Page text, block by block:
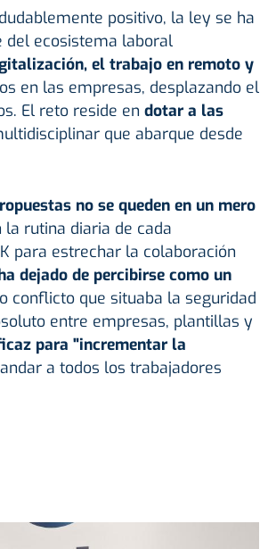
positivo, la ley se ha
del ecosistema laboral
el trabajo en remoto y
en las empresas, desplazando el
El reto reside en dotar a las
que abarque desde
no se queden en un mero
rutina diaria de cada
para estrechar la colaboración
dejado de percibirse como un
conflicto que situaba la seguridad
entre empresas, plantillas y
para "incrementar la
a todos los trabajadores